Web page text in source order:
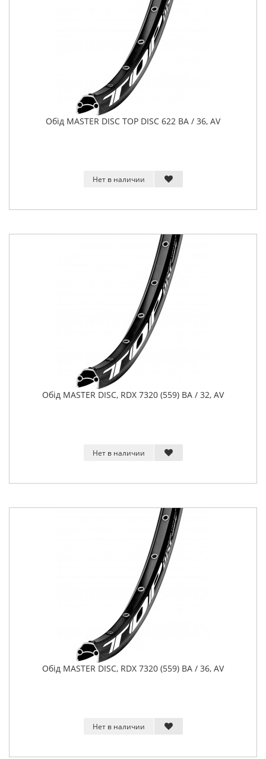
Обід MASTER DISC TOP DISC 622 BA / 36, AV
Нет в наличии
Обід MASTER DISC, RDX 7320 (559) BA / 32, AV
Нет в наличии
Обід MASTER DISC, RDX 7320 (559) BA / 36, AV
Нет в наличии